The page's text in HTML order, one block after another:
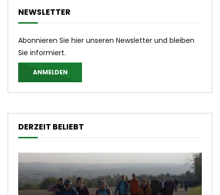
NEWSLETTER
Abonnieren Sie hier unseren Newsletter und bleiben
Sie informiert.
ANMELDEN
DERZEIT BELIEBT